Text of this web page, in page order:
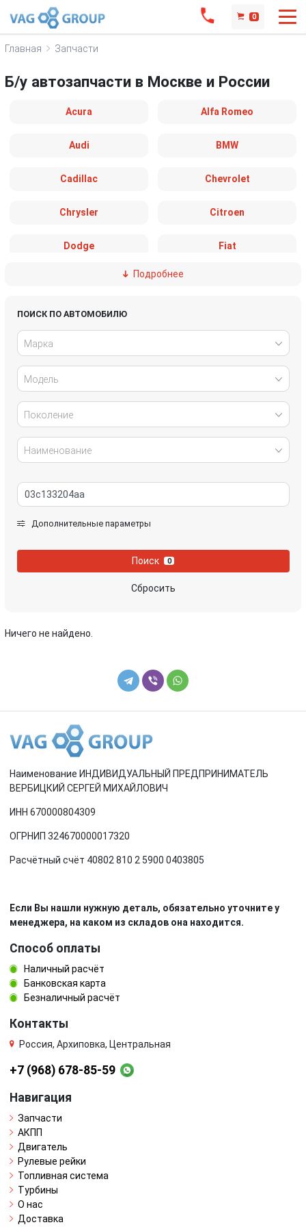
0
Главная Запчасти
Б/у автозапчасти в Москве и России
Acura Alfa Romeo
Audi BMW
Cadillac Chevrolet
Chrysler Citroen
Dodge Fiat
Honda
Kia
Land Rover
Mazda Mercedes-Benz
Nissan Opel
Toyota
Volvo
Подробнее
ПОИСК ПО АВТОМОБИЛЮ
Марка
Модель
Поколение
Наименование
Дополнительные параметры
Поиск 0
Сбросить
Ничего не найдено.
Наименование ИНДИВИДУАЛЬНЫЙ ПРЕДПРИНИМАТЕЛЬ
ВЕРБИЦКИЙ СЕРГЕЙ МИХАЙЛОВИЧ
ИНН 670000804309
ОГРНИП 324670000017320
Расчётный счёт 40802 810 2 5900 0403805
Если Вы нашли нужную деталь, обязательно уточните у
менеджера, на каком из складов она находится.
Способ оплаты
Наличный расчёт
Банковская карта
Безналичный расчёт
Контакты
Россия, Архиповка, Центральная
+7 (968) 678-85-59
Навигация
Запчасти
АКПП
Двигатель
Рулевые рейки
Топливная система
Турбины
О нас
Доставка